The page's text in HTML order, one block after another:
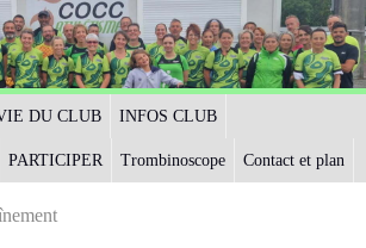
DU CLUB INFOS CLUB
PARTICIPER Trombinoscope Contact et plan
cookies